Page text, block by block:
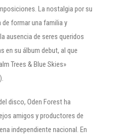
La nostalgia por su
de formar una familia y
ausencia de seres queridos
en su álbum debut, al que
Trees & Blue Skies»
disco, Oden Forest ha
amigos y productores de
independiente nacional. En